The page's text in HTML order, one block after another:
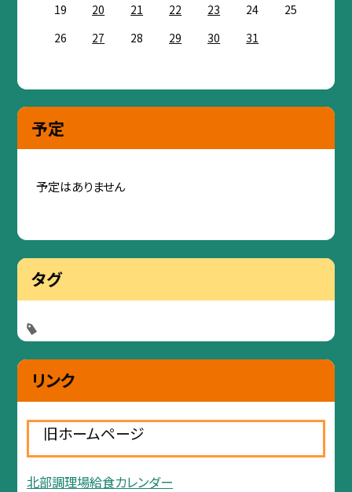
19
20 21 22 23 24
25
26
27 28 29 30 31
予定
予定はありません
タグ
リンク
旧ホームページ
北部調理場給食カレンダー